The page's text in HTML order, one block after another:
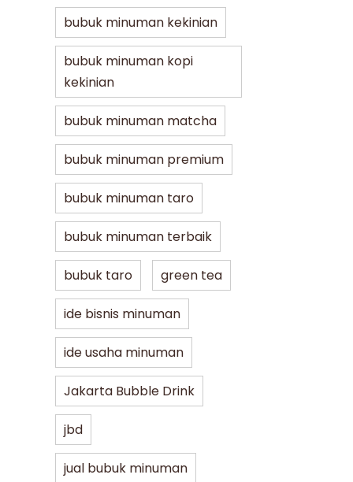
bubuk minuman kekinian
bubuk minuman kopi
kekinian
bubuk minuman matcha
bubuk minuman premium
bubuk minuman taro
bubuk minuman terbaik
bubuk taro green tea
ide bisnis minuman
ide usaha minuman
Jakarta Bubble Drink
jbd
jual bubuk minuman